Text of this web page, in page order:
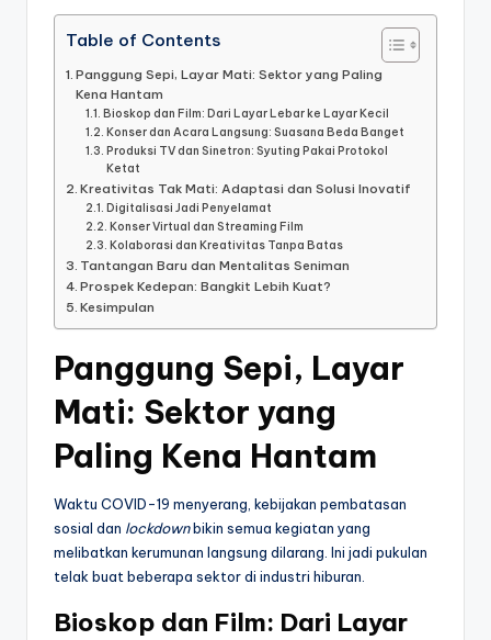
Table of Contents
Panggung Sepi, Layar Mati: Sektor yang Paling
Kena Hantam
Bioskop dan Film: Dari Layar Lebar ke Layar Kecil
Konser dan Acara Langsung: Suasana Beda Banget
Produksi TV dan Sinetron: Syuting Pakai Protokol
Ketat
Kreativitas Tak Mati: Adaptasi dan Solusi Inovatif
Digitalisasi Jadi Penyelamat
Konser Virtual dan Streaming Film
Kolaborasi dan Kreativitas Tanpa Batas
Tantangan Baru dan Mentalitas Seniman
Prospek Kedepan: Bangkit Lebih Kuat?
Kesimpulan
Panggung Sepi, Layar
Mati: Sektor yang
Paling Kena Hantam
Waktu COVID-19 menyerang, kebijakan pembatasan
sosial dan lockdownbikin semua kegiatan yang
melibatkan kerumunan langsung dilarang. Ini jadi pukulan
telak buat beberapa sektor di industri hiburan.
Bioskop dan Film: Dari Layar